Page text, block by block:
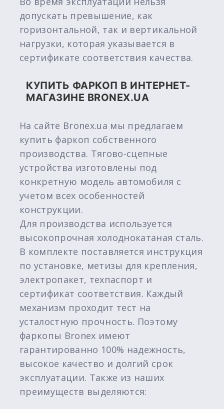
допускать превышение, как
горизонтальной, так и вертикальной
нагрузки, которая указывается в
сертификате соответствия качества.
КУПИТЬ ФАРКОП В ИНТЕРНЕТ-
МАГАЗИНЕ BRONEX.UA
На сайте Bronex.ua мы предлагаем
купить фаркоп собственного
производства. Тягово-сцепные
устройства изготовлены под
конкретную модель автомобиля с
учетом всех особенностей
конструкции.
Для производства используется
высокопрочная холоднокатаная сталь.
В комплекте поставляется инструкция
по установке, метизы для крепления,
электропакет, техпаспорт и
сертификат соответствия. Каждый
механизм проходит тест на
усталостную прочность. Поэтому
фаркопы Bronex имеют
гарантированно 100% надежность,
высокое качество и долгий срок
эксплуатации. Также из наших
преимуществ выделяются: